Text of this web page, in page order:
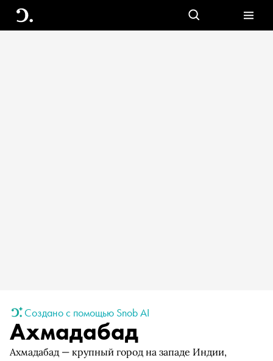
Создано с помощью Snob AI
Ахмадабад
Ахмадабад — крупный город на западе Индии,